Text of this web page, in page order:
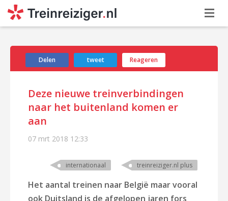
Delen tweet Reageren
Deze nieuwe treinverbindingen
naar het buitenland komen er
aan
07 mrt 2018 12:33
internationaal treinreiziger.nl plus
Het aantal treinen naar België maar vooral
ook Duitsland is de afgelopen jaren fors